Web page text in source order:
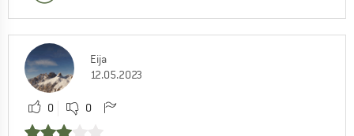
Eija
12.05.2023
0 0